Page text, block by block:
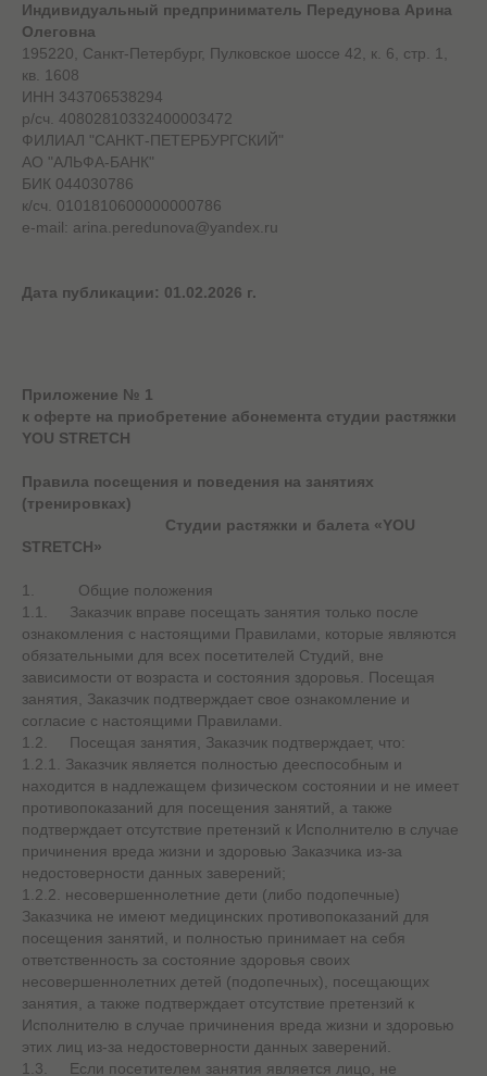
Индивидуальный предприниматель Передунова Арина
Олеговна
195220, Санкт-Петербург, Пулковское шоссе 42, к. 6, стр. 1,
кв. 1608
ИНН 343706538294
р/сч. 40802810332400003472
ФИЛИАЛ "САНКТ-ПЕТЕРБУРГСКИЙ"
АО "АЛЬФА-БАНК"
БИК 044030786
к/сч. 0101810600000000786
e-mail: arina.peredunova@yandex.ru
Дата публикации: 01.02.2026 г.
Приложение № 1
к оферте на приобретение абонемента студии растяжки
YOU STRETCH
Правила посещения и поведения на занятиях
(тренировках)
Студии растяжки и балета «YOU
STRETCH»
1. Общие положения
1.1. Заказчик вправе посещать занятия только после
ознакомления с настоящими Правилами, которые являются
обязательными для всех посетителей Студий, вне
зависимости от возраста и состояния здоровья. Посещая
занятия, Заказчик подтверждает свое ознакомление и
согласие с настоящими Правилами.
1.2. Посещая занятия, Заказчик подтверждает, что:
1.2.1. Заказчик является полностью дееспособным и
находится в надлежащем физическом состоянии и не имеет
противопоказаний для посещения занятий, а также
подтверждает отсутствие претензий к Исполнителю в случае
причинения вреда жизни и здоровью Заказчика из-за
недостоверности данных заверений;
1.2.2. несовершеннолетние дети (либо подопечные)
Заказчика не имеют медицинских противопоказаний для
посещения занятий, и полностью принимает на себя
ответственность за состояние здоровья своих
несовершеннолетних детей (подопечных), посещающих
занятия, а также подтверждает отсутствие претензий к
Исполнителю в случае причинения вреда жизни и здоровью
этих лиц из-за недостоверности данных заверений.
1.3. Если посетителем занятия является лицо, не